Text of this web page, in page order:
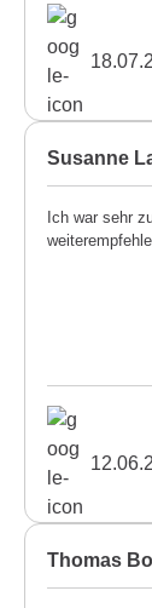
Susanne
Ich war sehr
Thomas